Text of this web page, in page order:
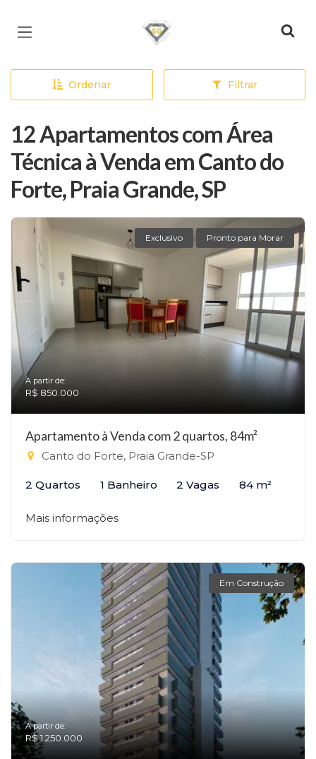
Página inicial
Ordenar Filtrar
12 Apartamentos com Área
Técnica à Venda em Canto do
Forte, Praia Grande, SP
Exclusivo Pronto para Morar
A partir de:
R$ 850.000
Apartamento à Venda com 2 quartos, 84m²
Canto do Forte, Praia Grande-SP
2 Quartos 1 Banheiro 2 Vagas 84 m²
Mais informações
Em Construção
A partir de:
R$ 1.250.000